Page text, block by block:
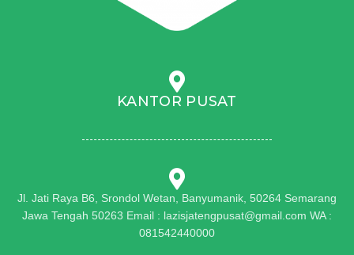
KANTOR PUSAT
Jl. Jati Raya B6, Srondol Wetan, Banyumanik, 50264 Semarang
Jawa Tengah 50263 Email : lazisjatengpusat@gmail.com WA :
081542440000